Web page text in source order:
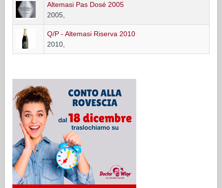
Altemasi Pas Dosé 2005
2005,
Q/P - Altemasi Riserva 2010
2010,